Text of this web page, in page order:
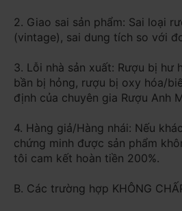
2. Giao sai sản phẩm: Sai loại
(vintage), sai dung tích so với
3. Lỗi nhà sản xuất: Rượu bị hư
bần bị hỏng, rượu bị oxy hóa/
định của chuyên gia Rượu Anh
4. Hàng giả/Hàng nhái: Nếu
chứng minh được sản phẩm
tôi cam kết hoàn tiền 200%.
B. Các trường hợp KHÔNG